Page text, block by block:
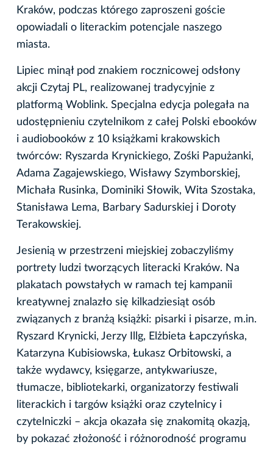
Kraków, podczas którego zaproszeni goście
opowiadali o literackim potencjale naszego
miasta.
Lipiec minął pod znakiem rocznicowej odsłony
akcji Czytaj PL, realizowanej tradycyjnie z
platformą Woblink. Specjalna edycja polegała na
udostępnieniu czytelnikom z całej Polski ebooków
i audiobooków z 10 książkami krakowskich
twórców: Ryszarda Krynickiego, Zośki Papużanki,
Adama Zagajewskiego, Wisławy Szymborskiej,
Michała Rusinka, Dominiki Słowik, Wita Szostaka,
Stanisława Lema, Barbary Sadurskiej i Doroty
Terakowskiej.
Jesienią w przestrzeni miejskiej zobaczyliśmy
portrety ludzi tworzących literacki Kraków. Na
plakatach powstałych w ramach tej kampanii
kreatywnej znalazło się kilkadziesiąt osób
związanych z branżą książki: pisarki i pisarze, m.in.
Ryszard Krynicki, Jerzy Illg, Elżbieta Łapczyńska,
Katarzyna Kubisiowska, Łukasz Orbitowski, a
także wydawcy, księgarze, antykwariusze,
tłumacze, bibliotekarki, organizatorzy festiwali
literackich i targów książki oraz czytelnicy i
czytelniczki – akcja okazała się znakomitą okazją,
by pokazać złożoność i różnorodność programu